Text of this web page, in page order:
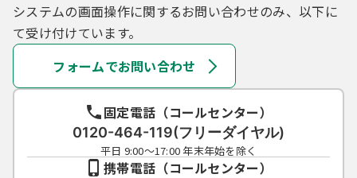
システムの画面操作に関するお問い合わせのみ、以下に
て受け付けています。
フォームでお問い合わせ
固定電話（コールセンター）
0120-464-119(フリーダイヤル)
平日 9:00～17:00 年末年始を除く
携帯電話（コールセンター）